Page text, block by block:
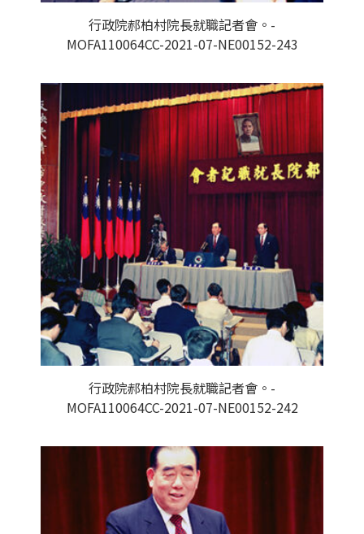
行政院郝柏村院長就職記者會。-
MOFA110064CC-2021-07-NE00152-243
行政院郝柏村院長就職記者會。-
MOFA110064CC-2021-07-NE00152-242